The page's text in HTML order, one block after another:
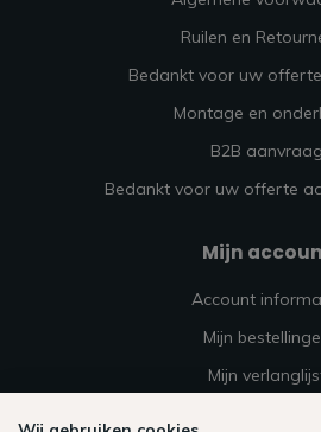
Ruilen en
Bedankt voor uw
Montage en
B2B aanvraag
Bedankt voor uw offerte
Mijn
Account
Mijn
Mijn